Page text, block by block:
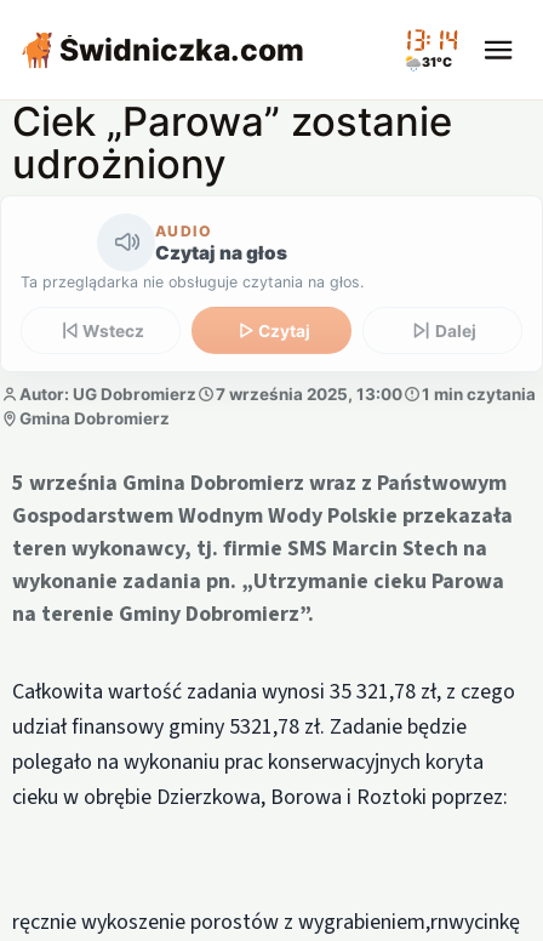
Świdniczka.com 13:14
31°C
Ciek „Parowa” zostanie
udrożniony
AUDIO
Czytaj na głos
Ta przeglądarka nie obsługuje czytania na głos.
Wstecz Czytaj Dalej
Autor: UG Dobromierz 7 września 2025, 13:00
1 min czytania
Gmina Dobromierz
5 września Gmina Dobromierz wraz z Państwowym
Gospodarstwem Wodnym Wody Polskie przekazała
teren wykonawcy, tj. firmie SMS Marcin Stech na
wykonanie zadania pn. „Utrzymanie cieku Parowa
na terenie Gminy Dobromierz”.
Całkowita wartość zadania wynosi 35 321,78 zł, z czego
udział finansowy gminy 5321,78 zł. Zadanie będzie
polegało na wykonaniu prac konserwacyjnych koryta
cieku w obrębie Dzierzkowa, Borowa i Roztoki poprzez:
ręcznie wykoszenie porostów z wygrabieniem,rnwycinkę